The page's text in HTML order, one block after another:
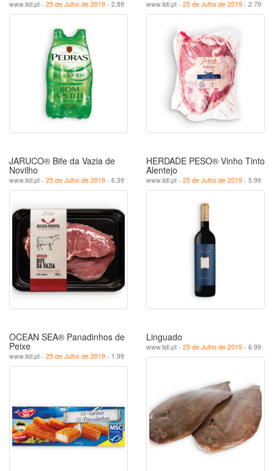
www.lidl.pt - 25 de Julho de 2019 - 2.89 www.lidl.pt - 25 de Julho de 2019 - 2.79
JARUCO® Bife da Vazia de
Novilho
www.lidl.pt - 25 de Julho de 2019 - 6.39
HERDADE PESO® Vinho Tinto
Alentejo
www.lidl.pt - 25 de Julho de 2019 - 5.99
OCEAN SEA® Panadinhos de
Peixe
www.lidl.pt - 25 de Julho de 2019 - 1.99
Linguado
www.lidl.pt - 25 de Julho de 2019 - 6.99